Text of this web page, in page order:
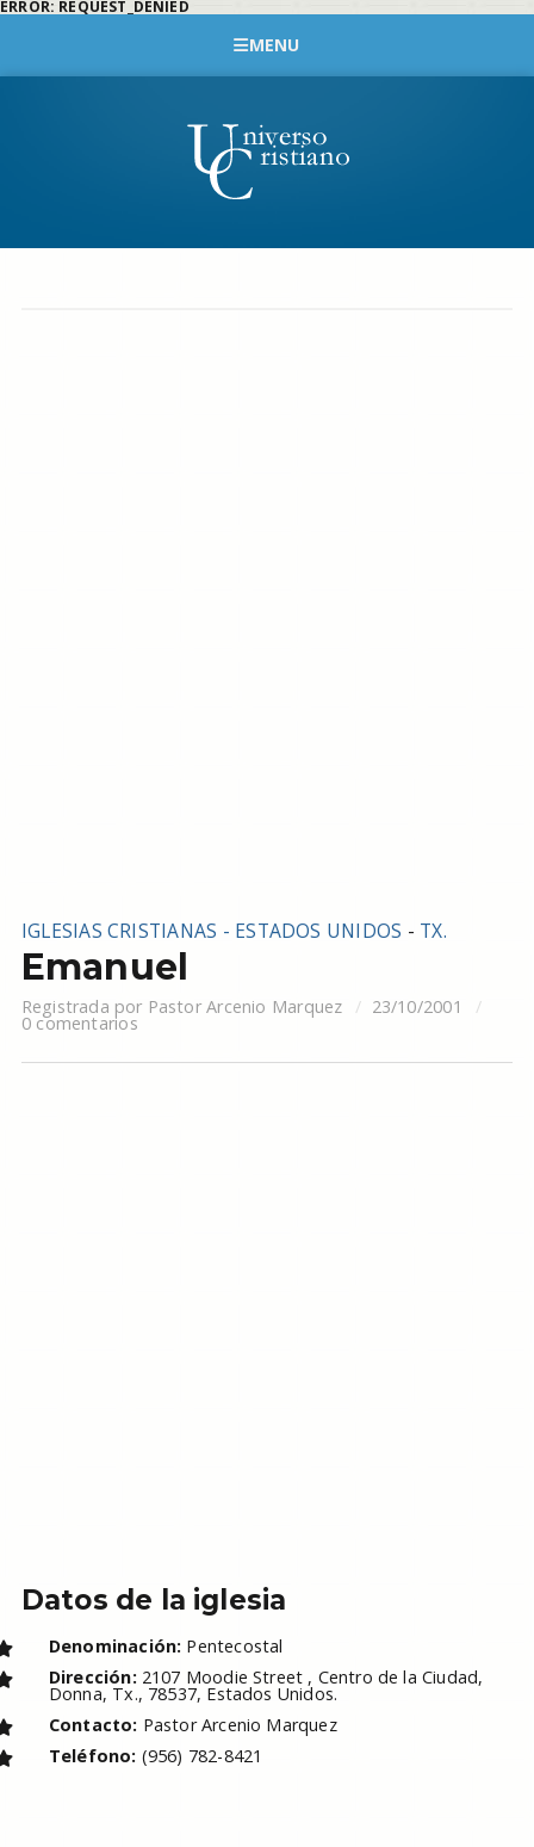
ERROR: REQUEST_DENIED
MENU
IGLESIAS CRISTIANAS - ESTADOS UNIDOS - TX.
Emanuel
Registrada por Pastor Arcenio Marquez 23/10/2001
0 comentarios
Datos de la iglesia
Denominación: Pentecostal
Dirección: 2107 Moodie Street , Centro de la Ciudad,
Donna, Tx., 78537, Estados Unidos.
Contacto: Pastor Arcenio Marquez
Teléfono: (956) 782-8421